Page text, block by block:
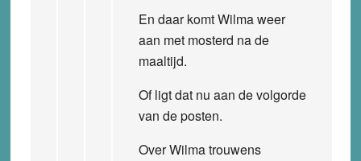
En daar komt Wilma weer
aan met mosterd na de
maaltijd.
Of ligt dat nu aan de volgorde
van de posten.
Over Wilma trouwens